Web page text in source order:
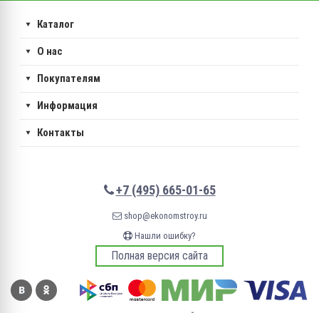
Каталог
О нас
Покупателям
Информация
Контакты
+7 (495) 665-01-65
shop@ekonomstroy.ru
Нашли ошибку?
Полная версия сайта